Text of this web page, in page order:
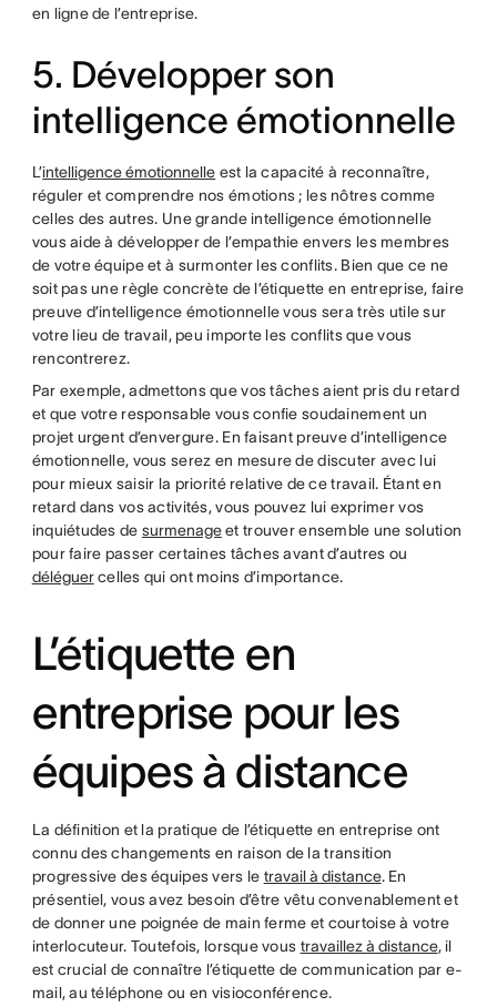
en ligne de l’entreprise.
5. Développer son
intelligence émotionnelle
L’intelligence émotionnelle est la capacité à reconnaître,
réguler et comprendre nos émotions ; les nôtres comme
celles des autres. Une grande intelligence émotionnelle
vous aide à développer de l’empathie envers les membres
de votre équipe et à surmonter les conflits. Bien que ce ne
soit pas une règle concrète de l’étiquette en entreprise, faire
preuve d’intelligence émotionnelle vous sera très utile sur
votre lieu de travail, peu importe les conflits que vous
rencontrerez.
Par exemple, admettons que vos tâches aient pris du retard
et que votre responsable vous confie soudainement un
projet urgent d’envergure. En faisant preuve d’intelligence
émotionnelle, vous serez en mesure de discuter avec lui
pour mieux saisir la priorité relative de ce travail. Étant en
retard dans vos activités, vous pouvez lui exprimer vos
inquiétudes de surmenageet trouver ensemble une solution
pour faire passer certaines tâches avant d’autres ou
déléguercelles qui ont moins d’importance.
L’étiquette en
entreprise pour les
équipes à distance
La définition et la pratique de l’étiquette en entreprise ont
connu des changements en raison de la transition
progressive des équipes vers le travail à distance. En
présentiel, vous avez besoin d’être vêtu convenablement et
de donner une poignée de main ferme et courtoise à votre
interlocuteur. Toutefois, lorsque vous travaillez à distance, il
est crucial de connaître l’étiquette de communication par e-
mail, au téléphone ou en visioconférence.